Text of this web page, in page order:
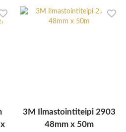
3M Ilmastointiteipi 2903
48mm x 50m